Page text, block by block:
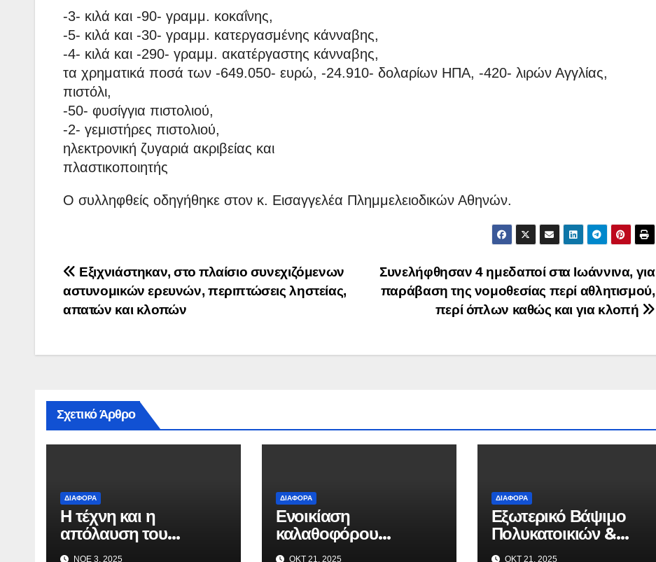
-3- κιλά και -90- γραμμ. κοκαΐνης,
-5- κιλά και -30- γραμμ. κατεργασμένης κάνναβης,
-4- κιλά και -290- γραμμ. ακατέργαστης κάνναβης,
τα χρηματικά ποσά των -649.050- ευρώ, -24.910- δολαρίων ΗΠΑ, -420- λιρών Αγγλίας,
πιστόλι,
-50- φυσίγγια πιστολιού,
-2- γεμιστήρες πιστολιού,
ηλεκτρονική ζυγαριά ακριβείας και
πλαστικοποιητής
Ο συλληφθείς οδηγήθηκε στον κ. Εισαγγελέα Πλημμελειοδικών Αθηνών.
Πλοήγηση
άρθρων
Συνελήφθησαν 4 ημεδαποί στα Ιωάννινα, για
παράβαση της νομοθεσίας περί αθλητισμού,
περί όπλων καθώς και για κλοπή
Εξιχνιάστηκαν, στο πλαίσιο συνεχιζόμενων
αστυνομικών ερευνών, περιπτώσεις ληστείας,
απατών και κλοπών
Σχετικό Άρθρο
ΔΙΆΦΟΡΑ
Η τέχνη και η
απόλαυση του
ψαρέματος
ΝΟΈ 3, 2025
ΔΙΆΦΟΡΑ
Ενοικίαση
καλαθοφόρου
οχήματος από την
ΟΚΤ 21, 2025
ΔΙΆΦΟΡΑ
Εξωτερικό Βάψιμο
Πολυκατοικιών &
Επισκευή
ΟΚΤ 21, 2025